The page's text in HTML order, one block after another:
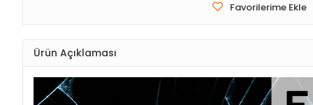
Favorilerime Ekle
Ürün Açıklaması